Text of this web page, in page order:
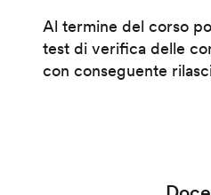
Al termine del corso
test di verifica delle
con conseguente